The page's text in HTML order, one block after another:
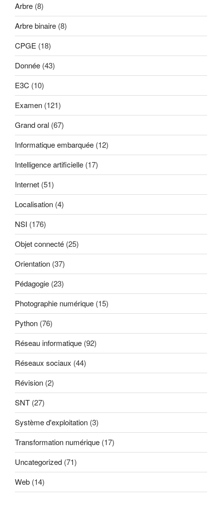
Arbre (8)
Arbre binaire (8)
CPGE (18)
Donnée (43)
E3C (10)
Examen (121)
Grand oral (67)
Informatique embarquée (12)
Intelligence artificielle (17)
Internet (51)
Localisation (4)
NSI (176)
Objet connecté (25)
Orientation (37)
Pédagogie (23)
Photographie numérique (15)
Python (76)
Réseau informatique (92)
Réseaux sociaux (44)
Révision (2)
SNT (27)
Système d'exploitation (3)
Transformation numérique (17)
Uncategorized (71)
Web (14)